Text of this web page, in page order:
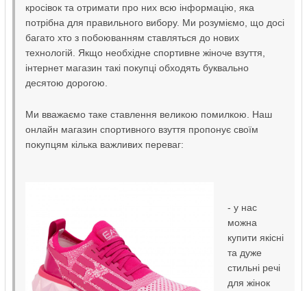
кросівок та отримати про них всю інформацію, яка
потрібна для правильного вибору. Ми розуміємо, що досі
багато хто з побоюванням ставляться до нових
технологій. Якщо необхідне спортивне жіноче взуття,
інтернет магазин такі покупці обходять буквально
десятою дорогою.
Ми вважаємо таке ставлення великою помилкою. Наш
онлайн магазин спортивного взуття пропонує своїм
покупцям кілька важливих переваг:
- у нас
можна
купити якісні
та дуже
стильні речі
для жінок